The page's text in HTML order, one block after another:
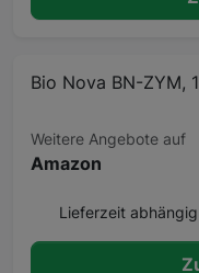
Bio Nova BN-ZYM,
Weitere Angebote auf
Amazon
Lieferzeit